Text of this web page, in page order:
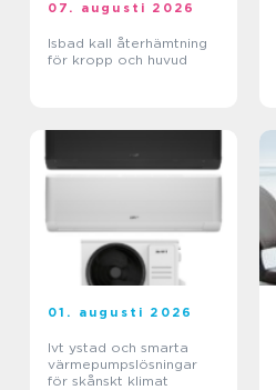
07. augusti 2026
Isbad kall återhämtning
för kropp och huvud
01. augusti 2026
Ivt ystad och smarta
värmepumpslösningar
för skånskt klimat